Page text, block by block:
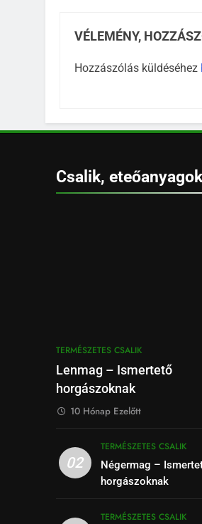
VÉLEMÉNY,
Hozzászólás küldéséhez
Csalik, eteőanyagok
TERMÉSZETES CSALIK
Lenmag – Ismertető
horgászoknak
10 Hónap Ezelőtt
02
TERMÉSZETES CSALIK
Négermag –
horgászoknak
TERMÉSZETES CSALIK